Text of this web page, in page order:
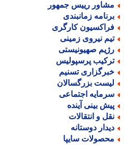
رییس جمهور
زمانبندی
کارگری
نیروی زمینی
صهیونیستی
پرسپولیس
تسنیم
بزرگسالان
اجتماعی
بینی آینده
و انتقالات
دوستانه
سایپا